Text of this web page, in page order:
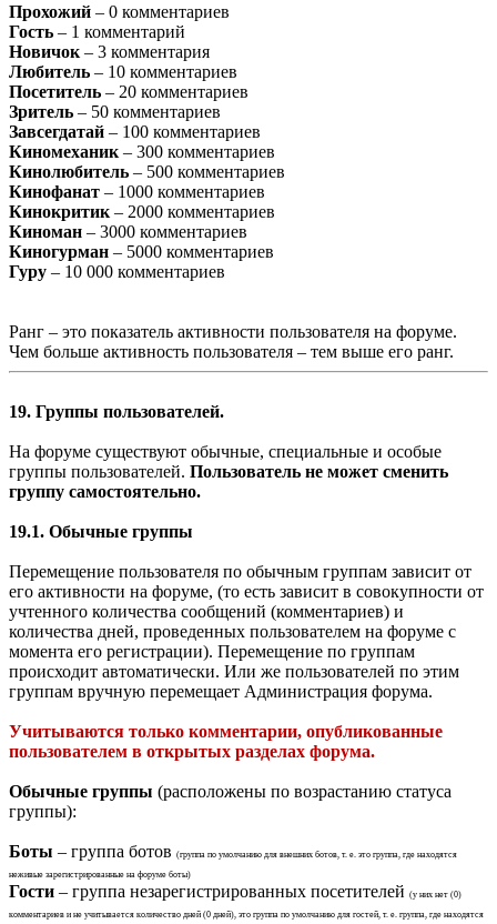
Прохожий – 0 комментариев
Гость – 1 комментарий
Новичок – 3 комментария
Любитель – 10 комментариев
Посетитель – 20 комментариев
Зритель – 50 комментариев
Завсегдатай – 100 комментариев
Киномеханик – 300 комментариев
Кинолюбитель – 500 комментариев
Кинофанат – 1000 комментариев
Кинокритик – 2000 комментариев
Киноман – 3000 комментариев
Киногурман – 5000 комментариев
Гуру – 10 000 комментариев
Ранг – это показатель активности пользователя на форуме.
Чем больше активность пользователя – тем выше его ранг.
19. Группы пользователей.
На форуме существуют обычные, специальные и особые
группы пользователей. Пользователь не может сменить
группу самостоятельно.
19.1. Обычные группы
Перемещение пользователя по обычным группам зависит от
его активности на форуме, (то есть зависит в совокупности от
учтенного количества сообщений (комментариев) и
количества дней, проведенных пользователем на форуме с
момента его регистрации). Перемещение по группам
происходит автоматически. Или же пользователей по этим
группам вручную перемещает Администрация форума.
Учитываются только комментарии, опубликованные
пользователем в открытых разделах форума.
Обычные группы (расположены по возрастанию статуса
группы):
Боты – группа ботов (группа по умолчанию для внешних ботов, т. е. это группа, где находятся
неживые зарегистрированные на форуме боты)
Гости – группа незарегистрированных посетителей (у них нет (0)
комментариев и не учитывается количество дней (0 дней), это группа по умолчанию для гостей, т. е. группа, где находятся